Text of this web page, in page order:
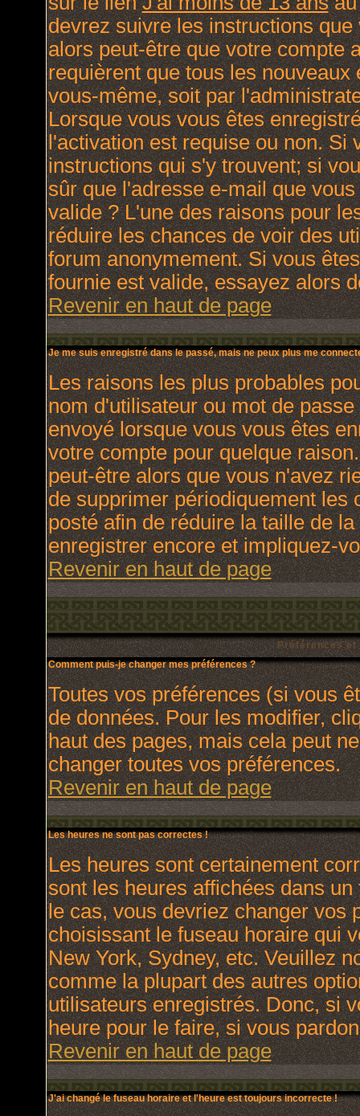
devrez suivre les instructions
alors peut-être que votre compte
requièrent que tous les
vous-même, soit par
Lorsque vous vous êtes
l'activation est requise ou non. Si
instructions qui s'y trouvent; si
sûr que l'adresse e-mail que
valide ? L'une des raisons pour
réduire les chances de voir des
forum anonymement. Si vous
fournie est valide, essayez alors
Revenir en haut de page
Je me suis enregistré dans le passé, mais ne peux plus me
Les raisons les plus probables
nom d'utilisateur ou mot de
envoyé lorsque vous vous êtes
votre compte pour quelque
peut-être alors que vous n'avez
de supprimer périodiquement les
posté afin de réduire la taille de
enregistrer encore et impliquez-
Revenir en haut de page
Préférences
Comment puis-je changer mes préférences ?
Toutes vos préférences (si vous
de données. Pour les modifier,
haut des pages, mais cela peut
changer toutes vos préférences.
Revenir en haut de page
Les heures ne sont pas correctes !
Les heures sont certainement
sont les heures affichées dans
le cas, vous devriez changer vos
choisissant le fuseau horaire qui
New York, Sydney, etc. Veuillez
comme la plupart des autres
utilisateurs enregistrés. Donc, si
heure pour le faire, si vous
Revenir en haut de page
J'ai changé le fuseau horaire et l'heure est toujours incorrecte !